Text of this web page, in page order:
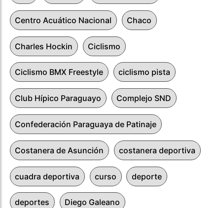
Centro Acuático Nacional Chaco
Charles Hockin Ciclismo
Ciclismo BMX Freestyle ciclismo pista
Club Hípico Paraguayo Complejo SND
Confederación Paraguaya de Patinaje
Costanera de Asunción costanera deportiva
cuadra deportiva curso deporte
deportes Diego Galeano